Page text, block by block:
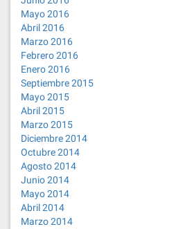
Mayo 2016
Abril 2016
Marzo 2016
Febrero 2016
Enero 2016
Septiembre 2015
Mayo 2015
Abril 2015
Marzo 2015
Diciembre 2014
Octubre 2014
Agosto 2014
Junio 2014
Mayo 2014
Abril 2014
Marzo 2014